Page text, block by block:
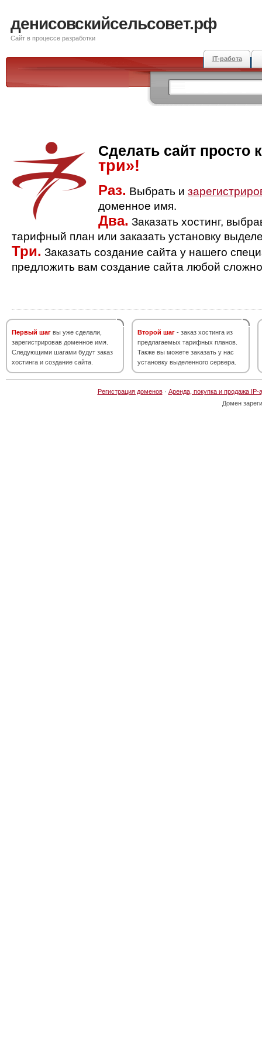
денисовскийсельсовет.рф
Сайт в процессе разработки
IT-работа
Сделать сайт просто
три»!
Раз. Выбрать и
доменное имя.
Два. Заказать хостинг,
тарифный план или заказать установку
Три. Заказать создание сайта у нашего
предложить вам создание сайта любой
Первый шаг вы уже сделали,
зарегистрировав доменное имя.
Следующими шагами будут заказ
хостинга и создание сайта.
Второй шаг - заказ хостинга из
предлагаемых тарифных планов.
Также вы можете заказать у нас
установку выделенного сервера.
Регистрация доменов· Аренда, покупка и продажа IP-
Домен